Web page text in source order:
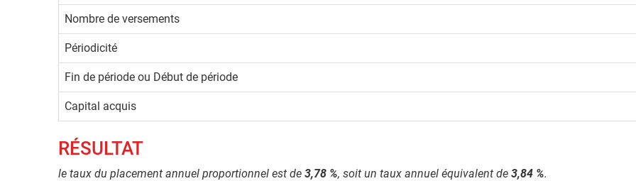
Nombre de versements
Périodicité
Fin de période ou Début de période
Capital acquis
RÉSULTAT
le taux du placement annuel proportionnel est de 3,78 %, soit un taux annuel équivalent de 3,84 %.